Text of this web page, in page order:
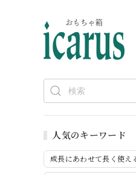
人気のキーワード
成長にあわせて長く使え